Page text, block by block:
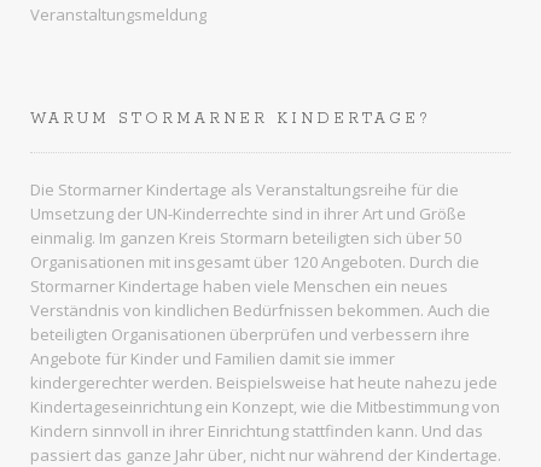
Veranstaltungsmeldung
WARUM STORMARNER KINDERTAGE?
Die Stormarner Kindertage als Veranstaltungsreihe für die
Umsetzung der UN-Kinderrechte sind in ihrer Art und Größe
einmalig. Im ganzen Kreis Stormarn beteiligten sich über 50
Organisationen mit insgesamt über 120 Angeboten. Durch die
Stormarner Kindertage haben viele Menschen ein neues
Verständnis von kindlichen Bedürfnissen bekommen. Auch die
beteiligten Organisationen überprüfen und verbessern ihre
Angebote für Kinder und Familien damit sie immer
kindergerechter werden. Beispielsweise hat heute nahezu jede
Kindertageseinrichtung ein Konzept, wie die Mitbestimmung von
Kindern sinnvoll in ihrer Einrichtung stattfinden kann. Und das
passiert das ganze Jahr über, nicht nur während der Kindertage.